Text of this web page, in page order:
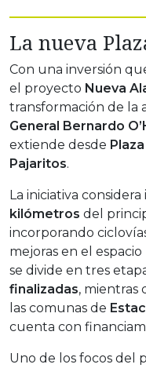
La nueva
Con una inversión
el proyecto Nueva
transformación de la
General Bernardo
extiende desde
Pajaritos.
La iniciativa
kilómetros del
incorporando
mejoras en el
se divide en tres
finalizadas, mientras
las comunas de
cuenta con
Uno de los focos del